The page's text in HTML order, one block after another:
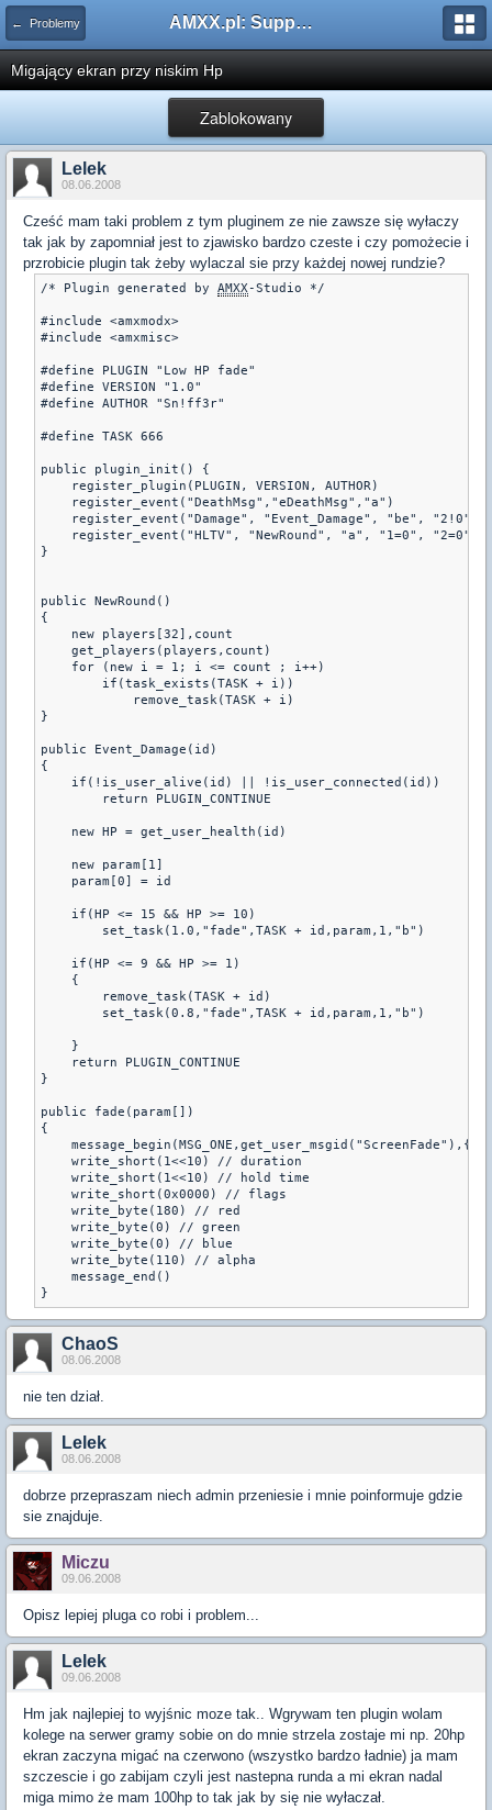
← Problemy AMXX.pl: Support AMX Mod X i SourceMod
Migający ekran przy niskim Hp
Zablokowany
Lelek
08.06.2008
Cześć mam taki problem z tym pluginem ze nie zawsze się wyłaczy
tak jak by zapomniał jest to zjawisko bardzo czeste i czy pomożecie i
przrobicie plugin tak żeby wylaczal sie przy każdej nowej rundzie?
/* Plugin generated by AMXX-Studio */
#include <amxmodx>
#include <amxmisc>
#define PLUGIN "Low HP fade"
#define VERSION "1.0"
#define AUTHOR "Sn!ff3r"
#define TASK 666
public plugin_init() {
    register_plugin(PLUGIN, VERSION, AUTHOR)
    register_event("DeathMsg","eDeathMsg","a")
    register_event("Damage", "Event_Damage", "be", "2!0")
    register_event("HLTV", "NewRound", "a", "1=0", "2=0")
}
public NewRound()
{
    new players[32],count
    get_players(players,count)
    for (new i = 1; i <= count ; i++)
        if(task_exists(TASK + i))
            remove_task(TASK + i)
}
public Event_Damage(id)
{
    if(!is_user_alive(id) || !is_user_connected(id))
        return PLUGIN_CONTINUE
    new HP = get_user_health(id)
    new param[1]
    param[0] = id
    if(HP <= 15 && HP >= 10)
        set_task(1.0,"fade",TASK + id,param,1,"b")
    if(HP <= 9 && HP >= 1)
    {
        remove_task(TASK + id)
        set_task(0.8,"fade",TASK + id,param,1,"b")
    }
    return PLUGIN_CONTINUE
}
public fade(param[])
{
    write_short(1<<10) // duration
    write_short(1<<10) // hold time
    write_short(0x0000) // flags
    write_byte(180) // red
    write_byte(0) // green
    write_byte(0) // blue
    write_byte(110) // alpha
    message_end()
}
ChaoS
08.06.2008
nie ten dział.
Lelek
08.06.2008
dobrze przepraszam niech admin przeniesie i mnie poinformuje gdzie
sie znajduje.
Miczu
09.06.2008
Opisz lepiej pluga co robi i problem...
Lelek
09.06.2008
Hm jak najlepiej to wyjśnic moze tak.. Wgrywam ten plugin wolam
kolege na serwer gramy sobie on do mnie strzela zostaje mi np. 20hp
ekran zaczyna migać na czerwono (wszystko bardzo ładnie) ja mam
szczescie i go zabijam czyli jest nastepna runda a mi ekran nadal
miga mimo że mam 100hp to tak jak by się nie wyłaczał.